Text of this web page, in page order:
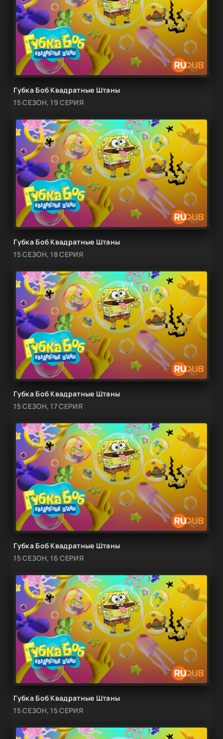
Губка Боб Квадратные Штаны
15 СЕЗОН, 19 СЕРИЯ
Губка Боб Квадратные Штаны
15 СЕЗОН, 18 СЕРИЯ
Губка Боб Квадратные Штаны
15 СЕЗОН, 17 СЕРИЯ
Губка Боб Квадратные Штаны
15 СЕЗОН, 16 СЕРИЯ
Губка Боб Квадратные Штаны
15 СЕЗОН, 15 СЕРИЯ